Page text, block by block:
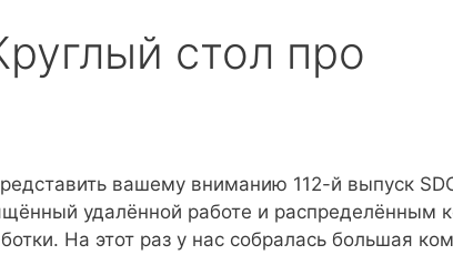
стол про
вашему вниманию 112-й выпуск
удалённой работе и распределённым
На этот раз у нас собралась большая